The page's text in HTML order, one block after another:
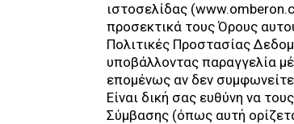
ιστοσελίδας
προσεκτικά τους Όρους
Πολιτικές Προστασίας
υποβάλλοντας παραγγελία
επομένως αν δεν
Είναι δική σας ευθύνη να
Σύμβασης (όπως αυτή